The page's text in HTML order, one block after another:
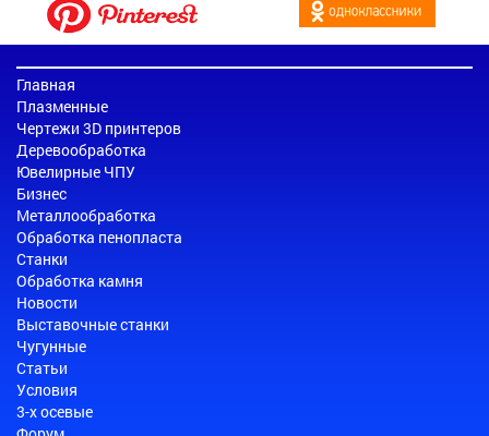
Главная
Плазменные
Чертежи 3D принтеров
Деревообработка
Ювелирные ЧПУ
Бизнес
Металлообработка
Обработка пенопласта
Станки
Обработка камня
Новости
Выставочные станки
Чугунные
Статьи
Условия
3-х осевые